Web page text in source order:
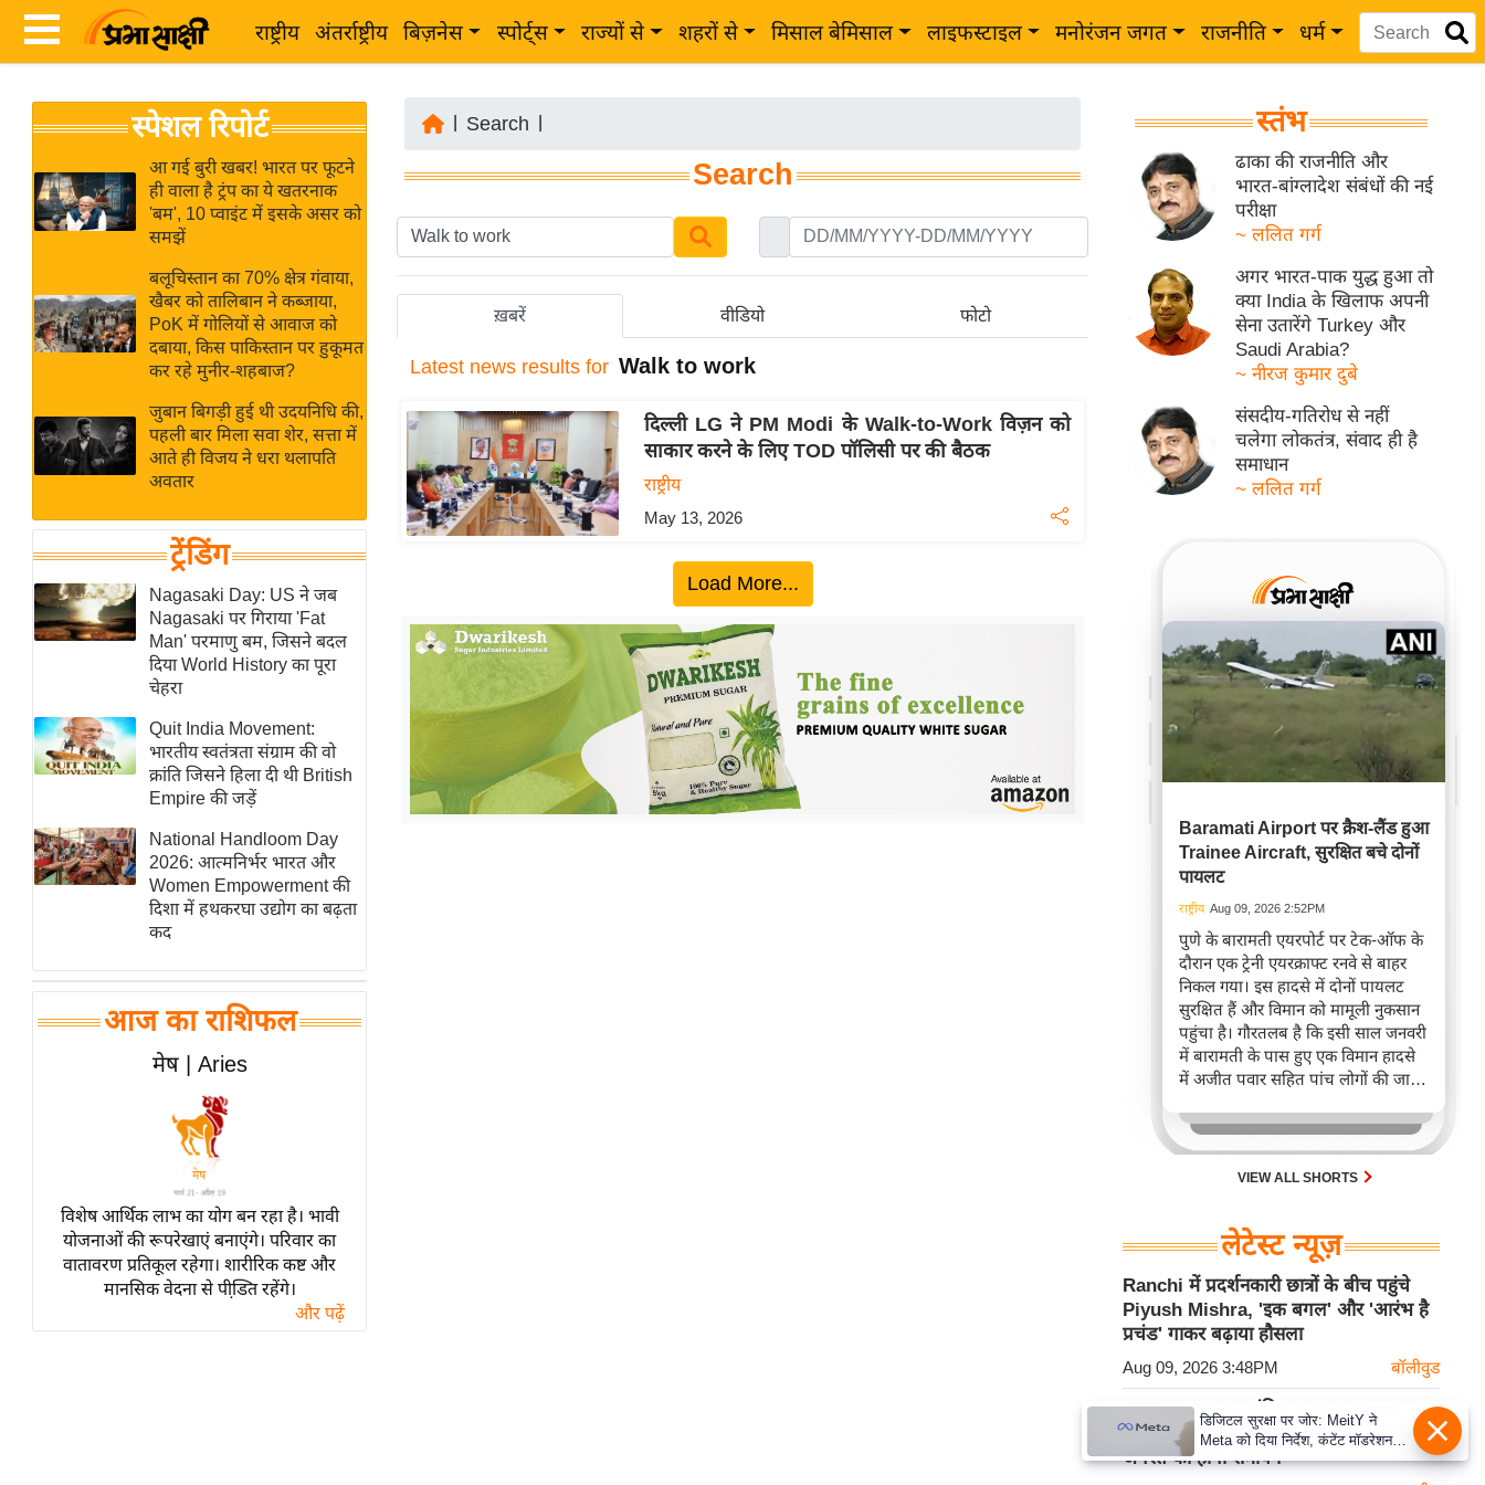
राष्ट्रीय अंतर्राष्ट्रीय बिज़नेस स्पोर्ट्स राज्यों से शहरों से मिसाल बेमिसाल लाइफस्टाइल मनोरंजन जगत राजनीति धर्म
News
Hindi
Live
News in
Hindi
News
Hindi
Videos
ख
ब
र
अंतर्राष्ट्रीय
बिज़नेस
विशेषज्ञ
राय
खेल
क्रिकेट
IPL
2026
मिसाल बेमिसाल
शख्सियत
यंग इंडिया
साहित्य जगत
ऑटो वर्ल्ड
न्यूज ब्रीफ
मनोरंजन जगत
बॉलीवुड
हॉलीवुड
Breaking
लाइफस्टाइल
ब्यूटी/फैशन
घरेलू नुस्खे
पर्यटन स्थल
स्पेशल रिपोर्ट
आ गई बुरी खबर! भारत पर फूटने
ही वाला है ट्रंप का ये खतरनाक
'बम', 10 प्वाइंट में इसके असर को
समझें
बलूचिस्तान का 70% क्षेत्र गंवाया,
खैबर को तालिबान ने कब्जाया,
PoK में गोलियों से आवाज को
दबाया, किस पाकिस्तान पर हुकूमत
कर रहे मुनीर-शहबाज?
जुबान बिगड़ी हुई थी उदयनिधि की,
पहली बार मिला सवा शेर, सत्ता में
आते ही विजय ने धरा थलापति
अवतार
ट्रेंडिंग
Nagasaki Day: US ने जब
Nagasaki पर गिराया 'Fat
Man' परमाणु बम, जिसने बदल
दिया World History का पूरा
चेहरा
Quit India Movement:
भारतीय स्वतंत्रता संग्राम की वो
क्रांति जिसने हिला दी थी British
Empire की जड़ें
National Handloom Day
2026: आत्मनिर्भर भारत और
Women Empowerment की
दिशा में हथकरघा उद्योग का बढ़ता
कद
आज का राशिफल
मेष | Aries
विशेष आर्थिक लाभ का योग बन रहा है। भावी
योजनाओं की रूपरेखाएं बनाएंगे। परिवार का
वातावरण प्रतिकूल रहेगा। शारीरिक कष्ट और
मानसिक वेदना से पीडि़त रहेंगे।
और पढ़ें
Search
Search
ख़बरें वीडियो फोटो
Latest news results for Walk to work
दिल्ली LG ने PM Modi के Walk-to-Work विज़न को
साकार करने के लिए TOD पॉलिसी पर की बैठक
राष्ट्रीय
May 13, 2026
Load More...
स्तंभ
ढाका की राजनीति और
भारत-बांग्लादेश संबंधों की नई
परीक्षा
~ ललित गर्ग
अगर भारत-पाक युद्ध हुआ तो
क्या India के खिलाफ अपनी
सेना उतारेंगे Turkey और
Saudi Arabia?
~ नीरज कुमार दुबे
संसदीय-गतिरोध से नहीं
चलेगा लोकतंत्र, संवाद ही है
समाधान
~ ललित गर्ग
Baramati Airport पर क्रैश-लैंड हुआ
Trainee Aircraft, सुरक्षित बचे दोनों
पायलट
राष्ट्रीय Aug 09, 2026 2:52PM
पुणे के बारामती एयरपोर्ट पर टेक-ऑफ के
दौरान एक ट्रेनी एयरक्राफ्ट रनवे से बाहर
निकल गया। इस हादसे में दोनों पायलट
सुरक्षित हैं और विमान को मामूली नुकसान
पहुंचा है। गौरतलब है कि इसी साल जनवरी
में बारामती के पास हुए एक विमान हादसे
में अजीत पवार सहित पांच लोगों की जान
VIEW ALL SHORTS
लेटेस्ट न्यूज़
Ranchi में प्रदर्शनकारी छात्रों के बीच पहुंचे
Piyush Mishra, 'इक बगल' और 'आरंभ है
प्रचंड' गाकर बढ़ाया हौसला
Aug 09, 2026 3:48PM बॉलीवुड
अमरनाथ यात्रा का अंतिम चरण: Chhari
Mubarak की यात्रा का Schedule जारी, 28
अगस्त को होगा समापन
डिजिटल सुरक्षा पर जोर: MeitY ने
Meta को दिया निर्देश, कंटेंट मॉडरेशन
मजबूत करे